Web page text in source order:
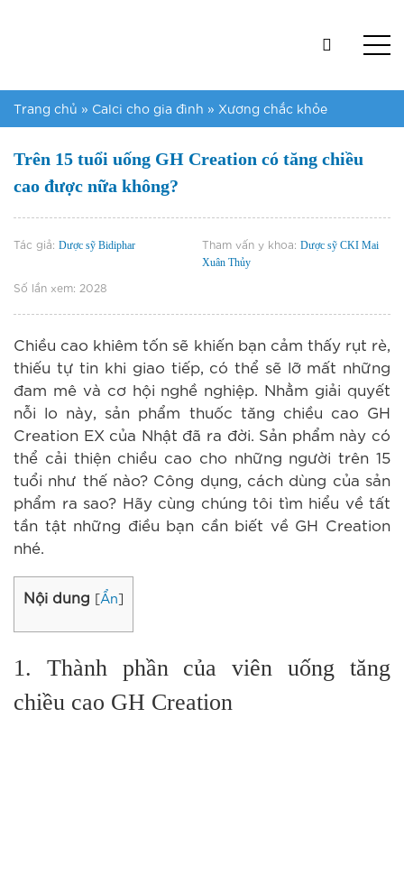
Trang chủ » Calci cho gia đình » Xương chắc khỏe
Trên 15 tuổi uống GH Creation có tăng chiều
cao được nữa không?
Tác giả: Dược sỹ Bidiphar Tham vấn y khoa: Dược sỹ CKI Mai
Xuân Thủy
Số lần xem: 2028
Chiều cao khiêm tốn sẽ khiến bạn cảm thấy rụt rè,
thiếu tự tin khi giao tiếp, có thể sẽ lỡ mất những
đam mê và cơ hội nghề nghiệp. Nhằm giải quyết
nỗi lo này, sản phẩm thuốc tăng chiều cao GH
Creation EX của Nhật đã ra đời. Sản phẩm này có
thể cải thiện chiều cao cho những người trên 15
tuổi như thế nào? Công dụng, cách dùng của sản
phẩm ra sao? Hãy cùng chúng tôi tìm hiểu về tất
tần tật những điều bạn cần biết về GH Creation
nhé.
Nội dung [Ẩn]
1. Thành phần của viên uống tăng
chiều cao GH Creation